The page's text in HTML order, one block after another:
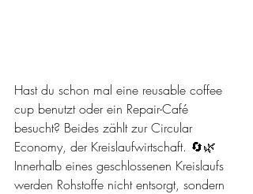
Hast du schon mal eine reusable coffee
cup benutzt oder ein Repair-Café
besucht? Beides zählt zur Circular
Economy, der Kreislaufwirtschaft. 🔄🌿
Innerhalb eines geschlossenen Kreislaufs
werden Rohstoffe nicht entsorgt, sondern